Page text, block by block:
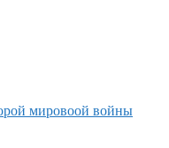
мировоой войны